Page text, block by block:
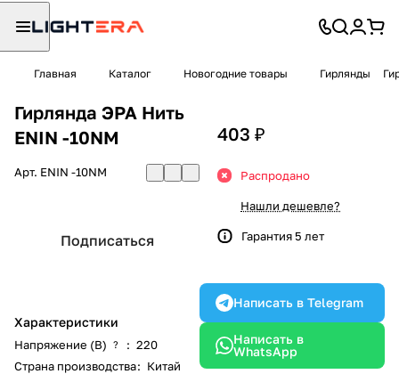
Главная Каталог Новогодние товары Гирлянды
Гирлянда ЭРА Нить
ENIN -10NM
Арт. ENIN -10NM
Подписаться
Характеристики
Напряжение (В) ? : 220
Страна производства: Китай
403 ₽
Распродано
Нашли дешевле?
Гарантия 5 лет
Написать в Telegram
Написать в
WhatsApp